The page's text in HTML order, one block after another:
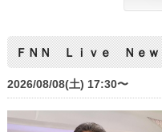
ＦＮＮ Ｌｉｖｅ Ｎｅ
2026/08/08(土) 17:30〜